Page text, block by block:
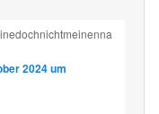
2024 um